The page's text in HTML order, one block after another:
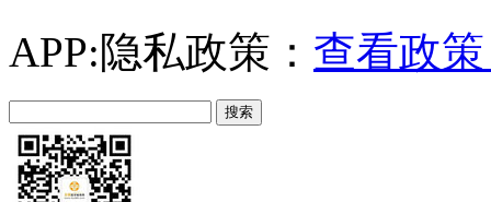
APP:隐私政策： 查看政